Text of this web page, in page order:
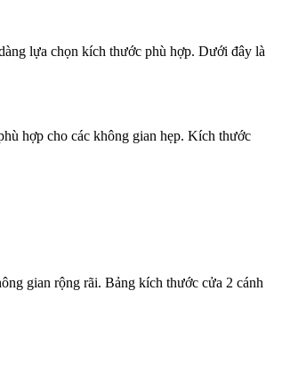
lựa chọn kích thước phù hợp. Dưới đây là
hợp cho các không gian hẹp. Kích thước
gian rộng rãi. Bảng kích thước cửa 2 cánh